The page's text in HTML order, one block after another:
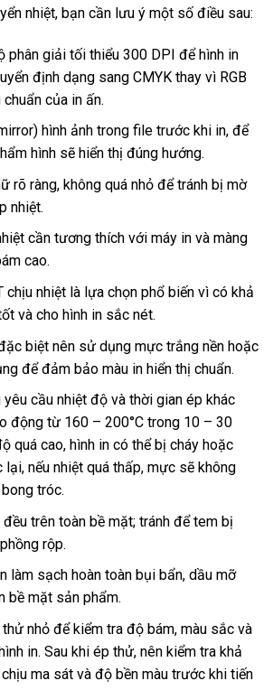
nhiệt, bạn cần lưu ý một số điều sau:
phân giải tối thiểu 300 DPI để hình in
định dạng sang CMYK thay vì RGB
của in ấn.
hình ảnh trong file trước khi in, để
hình sẽ hiển thị đúng hướng.
rõ ràng, không quá nhỏ để tránh bị mờ
nhiệt.
cần tương thích với máy in và màng
cao.
chịu nhiệt là lựa chọn phổ biến vì có khả
và cho hình in sắc nét.
biệt nên sử dụng mực trắng nền hoặc
để đảm bảo màu in hiển thị chuẩn.
cầu nhiệt độ và thời gian ép khác
động từ 160 – 200°C trong 10 – 30
quá cao, hình in có thể bị cháy hoặc
lại, nếu nhiệt quá thấp, mực sẽ không
tróc.
trên toàn bề mặt; tránh để tem bị
rộp.
làm sạch hoàn toàn bụi bẩn, dầu mỡ
bề mặt sản phẩm.
nhỏ để kiểm tra độ bám, màu sắc và
in. Sau khi ép thử, nên kiểm tra khả
ma sát và độ bền màu trước khi tiến